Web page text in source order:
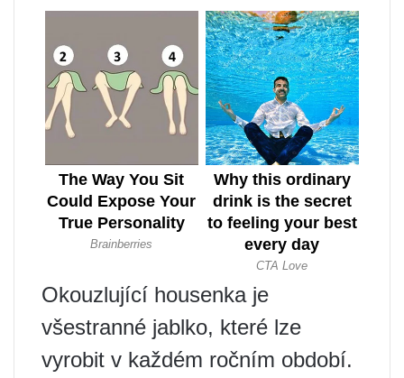
Okouzlující housenka je
všestranné jablko, které lze
vyrobit v každém ročním období.